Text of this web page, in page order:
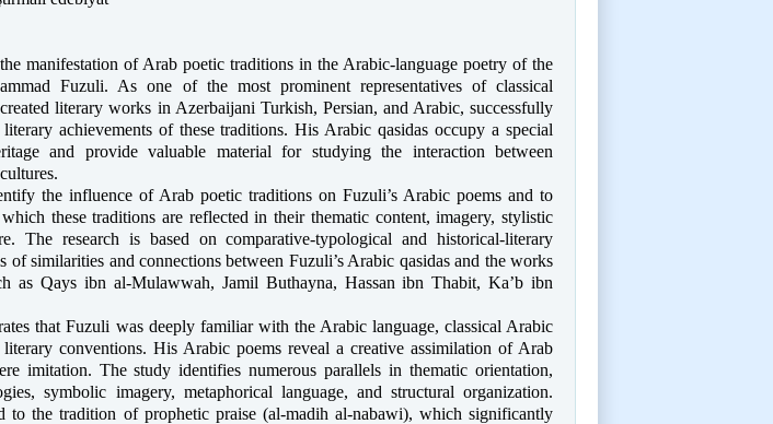
manifestation of Arab poetic traditions in the Arabic-language poetry of the
Fuzuli. As one of the most prominent representatives of classical
literary works in Azerbaijani Turkish, Persian, and Arabic, successfully
achievements of these traditions. His Arabic qasidas occupy a special
and provide valuable material for studying the interaction between
the influence of Arab poetic traditions on Fuzuli’s Arabic poems and to
these traditions are reflected in their thematic content, imagery, stylistic
The research is based on comparative-typological and historical-literary
of similarities and connections between Fuzuli’s Arabic qasidas and the works
as Qays ibn al-Mulawwah, Jamil Buthayna, Hassan ibn Thabit, Ka’b ibn
that Fuzuli was deeply familiar with the Arabic language, classical Arabic
conventions. His Arabic poems reveal a creative assimilation of Arab
imitation. The study identifies numerous parallels in thematic orientation,
symbolic imagery, metaphorical language, and structural organization.
to the tradition of prophetic praise (al-madih al-nabawi), which significantly